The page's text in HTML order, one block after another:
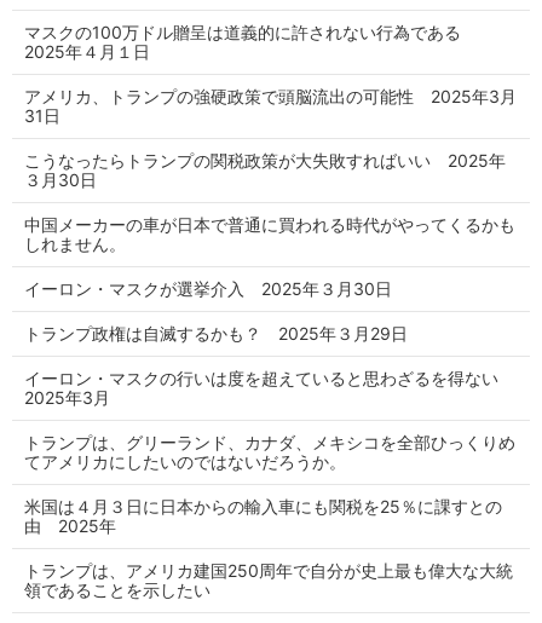
マスクの100万ドル贈呈は道義的に許されない行為である
2025年４月１日
アメリカ、トランプの強硬政策で頭脳流出の可能性 2025年3月
31日
こうなったらトランプの関税政策が大失敗すればいい 2025年
３月30日
中国メーカーの車が日本で普通に買われる時代がやってくるかも
しれません。
イーロン・マスクが選挙介入 2025年３月30日
トランプ政権は自滅するかも？ 2025年３月29日
イーロン・マスクの行いは度を超えていると思わざるを得ない
2025年3月
トランプは、グリーランド、カナダ、メキシコを全部ひっくりめ
てアメリカにしたいのではないだろうか。
米国は４月３日に日本からの輸入車にも関税を25％に課すとの
由 2025年
トランプは、アメリカ建国250周年で自分が史上最も偉大な大統
領であることを示したい